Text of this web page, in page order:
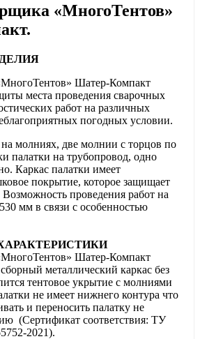
«МногоТентов»
Шатер-Компакт
места проведения сварочных
работ на различных
погодных условии.
молниях, две молнии с торцов по
палатки на трубопровод, одно
Каркас палатки имеет
покрытие, которое защищает
Возможность проведения работ на
мм в связи с особенностью
Шатер-Компакт
металлический каркас без
тентовое укрытие с молниями
не имеет нижнего контура что
и переносить палатку не
(Сертификат соответствия: ТУ
2021).